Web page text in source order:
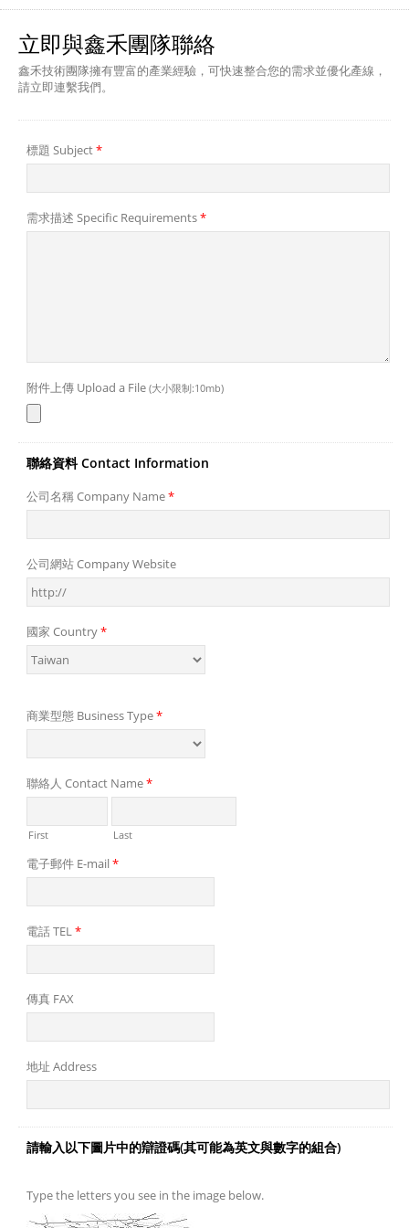
立即與鑫禾團隊聯絡
鑫禾技術團隊擁有豐富的產業經驗，可快速整合您的需求並優化產線，
請立即連繫我們。
標題 Subject*
需求描述 Specific Requirements*
附件上傳 Upload a File (大小限制:10mb)
聯絡資料 Contact Information
公司名稱 Company Name*
公司網站 Company Website
國家 Country*
商業型態 Business Type*
聯絡人 Contact Name*
First Last
電子郵件 E-mail*
電話 TEL*
傳真 FAX
地址 Address
請輸入以下圖片中的辯證碼(其可能為英文與數字的組合)
Type the letters you see in the image below.